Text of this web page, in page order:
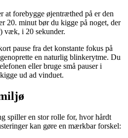
at forebygge øjentræthed på er den
20. minut bør du kigge på noget, der
væk, i 20 sekunder.
pause fra det konstante fokus på
en naturlig blinkerytme. Du
eller bruge små pauser i
ud ad vinduet.
spiller en stor rolle for, hvor hårdt
kan gøre en mærkbar forskel: